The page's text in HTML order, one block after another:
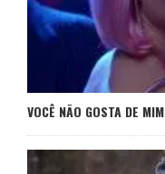
VOCÊ NÃO GOSTA DE MIM